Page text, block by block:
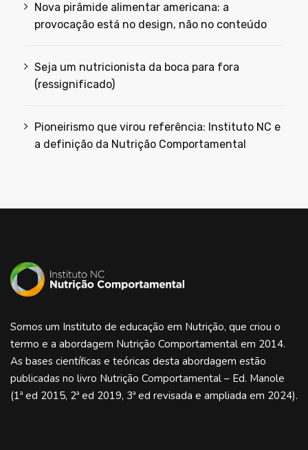
Nova pirâmide alimentar americana: a
provocação está no design, não no conteúdo
Seja um nutricionista da boca para fora
(ressignificado)
Pioneirismo que virou referência: Instituto NC e
a definição da Nutrição Comportamental
Somos um Instituto de educação em Nutrição, que criou o
termo e a abordagem Nutrição Comportamental em 2014.
As bases científicas e teóricas desta abordagem estão
publicadas no livro Nutrição Comportamental – Ed. Manole
(1ª ed 2015, 2ª ed 2019, 3ª ed revisada e ampliada em 2024).